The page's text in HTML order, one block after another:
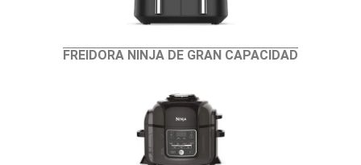
FREIDORA NINJA DE GRAN CAPACIDAD